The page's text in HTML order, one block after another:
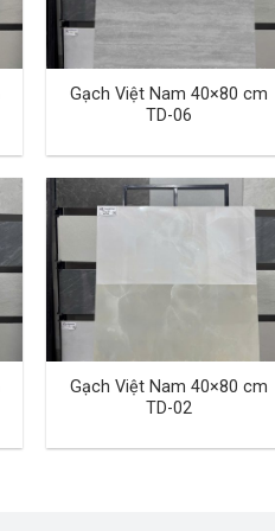
Gạch Việt Nam 40×80 cm
TD-06
Gạch Việt Nam 40×80 cm
TD-02